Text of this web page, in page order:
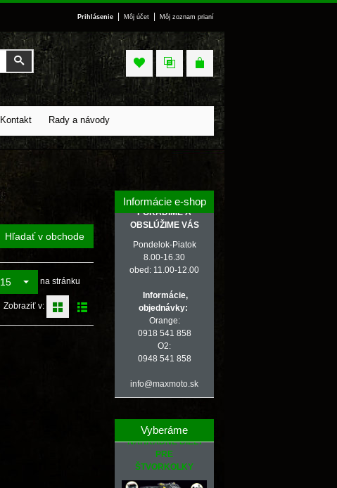
Prihlásenie Môj účet Môj zoznam prianí
Vyhľadať
Kontakt Rady a návody
Hľadať v obchode
15 na stránku
Zobraziť v:
Informácie e-shop
PORADÍME A
OBSLÚŽIME VÁS
Pondelok-Piatok
8.00-16.30
obed: 11.00-12.00
Informácie,
objednávky:
Orange:
0918 541 858
O2:
0948 541 858
info@maxmoto.sk
Vyberáme
NÁHRADNÉ DIELY
PRE
ŠTVORKOLKY